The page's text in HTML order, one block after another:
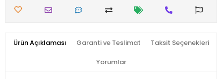
Ürün Açıklaması Garanti ve Teslimat Taksit Seçenekleri
Yorumlar